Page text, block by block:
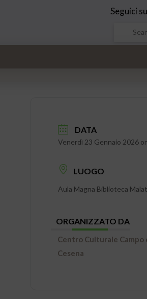
Seguici
Search
DATA
Venerdì 23 Gennaio 2026
LUOGO
Aula Magna Biblioteca
ORGANIZZATO DA
Centro Culturale Campo
Cesena